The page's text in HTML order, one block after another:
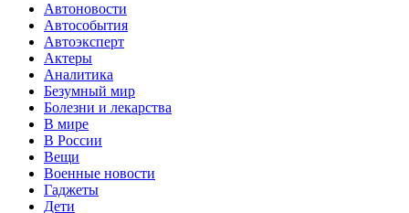
Автоновости
Автособытия
Автоэксперт
Актеры
Аналитика
Безумный мир
Болезни и лекарства
В мире
В России
Вещи
Военные новости
Гаджеты
Дети